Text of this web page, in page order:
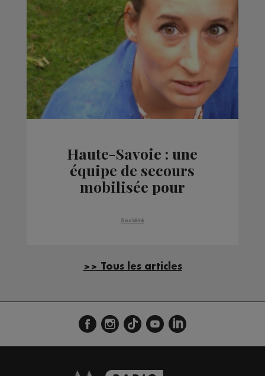
Haute-Savoie : une
équipe de secours
mobilisée pour
Société
>> Tous les articles